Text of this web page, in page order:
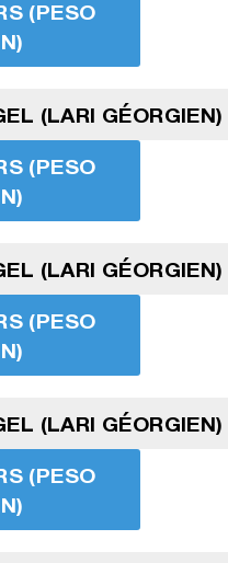
(PESO
(LARI GÉORGIEN)
(PESO
(LARI GÉORGIEN)
(PESO
(LARI GÉORGIEN)
(PESO